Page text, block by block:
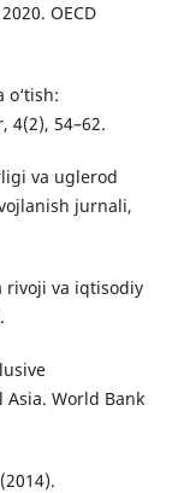
OECD
o‘tish:
4(2), 54–62.
va uglerod
jurnali,
rivoji va iqtisodiy
World Bank